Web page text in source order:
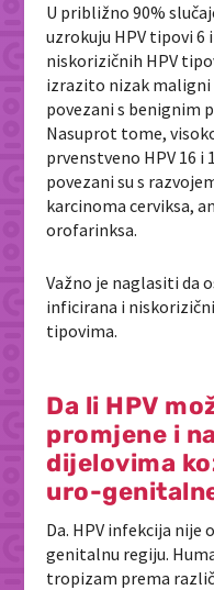
U približno 90%
uzrokuju HPV tipovi 6
niskorizičnih HPV
izrazito nizak
povezani s benignim
Nasuprot tome,
prvenstveno HPV 16 i
povezani su s
karcinoma cerviksa,
orofarinksa.
Važno je naglasiti da
inficirana i
tipovima.
Da li HPV
promjene i
dijelovima
uro-
Da. HPV infekcija nije
genitalnu regiju.
tropizam prema